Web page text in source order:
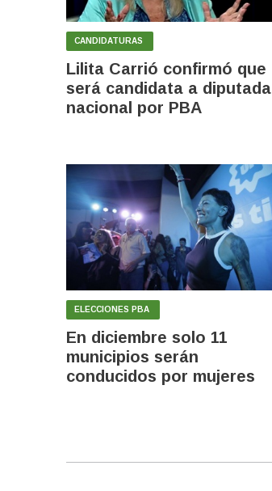
CANDIDATURAS
Lilita Carrió confirmó que
será candidata a diputada
nacional por PBA
ELECCIONES PBA
En diciembre solo 11
municipios serán
conducidos por mujeres